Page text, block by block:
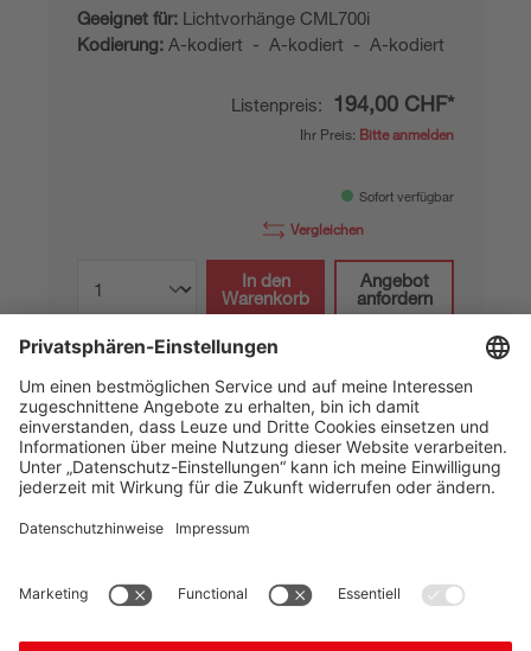
Geeignet für: Lichtvorhänge CML700i
Kodierung: A-kodiert - A-kodiert - A-kodiert
Listenpreis: 194,00 CHF*
Ihr Preis: Bitte anmelden
Sofort verfügbar
Vergleichen
In den
Warenkorb
Angebot
anfordern